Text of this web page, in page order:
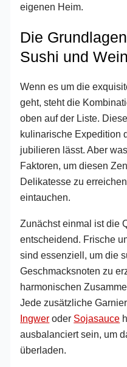
eigenen Heim.
Die
Sushi und Wein
Wenn es um die
geht, steht die
oben auf der Liste.
kulinarische Expedition
jubilieren lässt. Aber
Faktoren, um diesen
Delikatesse zu
eintauchen.
Zunächst einmal ist die
entscheidend. Frische
sind essenziell, um die
Geschmacksnoten zu
harmonischen
Jede zusätzliche
Ingwer oder Sojasauce
ausbalanciert sein, um
überladen.